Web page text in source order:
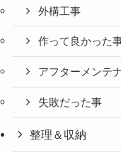
外構工事
作って良かった
アフターメンテ
失敗だった事
整理＆収納